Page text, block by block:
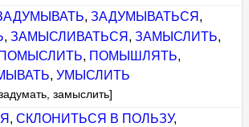
, ЗАДУМЫВАТЬСЯ ,
,ЗАМЫСЛИВАТЬСЯ ,ЗАМЫСЛИТЬ,
ПОМЫСЛИТЬ, ПОМЫШЛЯТЬ,
,УМЫСЛИТЬ
замыслить]
, СКЛОНИТЬСЯ В ПОЛЬЗУ,